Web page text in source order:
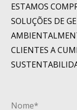
ESTAMOS
SOLUÇÕES DE
CLIENTES A